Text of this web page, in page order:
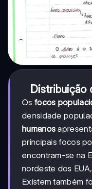
Distribuição
Os focos
densidade
humanos
principais focos
encontram-se na
nordeste dos
Existem também